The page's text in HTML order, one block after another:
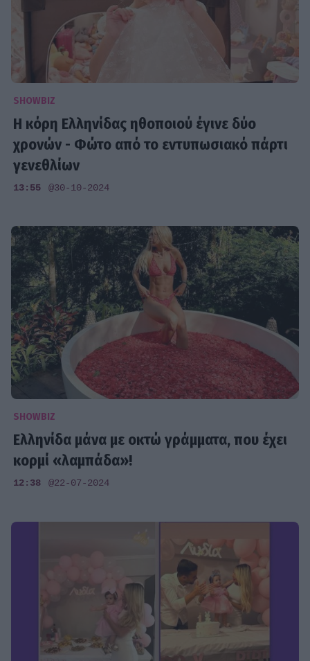
SHOWBIZ
Η κόρη Ελληνίδας ηθοποιού έγινε δύο
χρονών - Φώτο από το εντυπωσιακό πάρτι
γενεθλίων
13:55 @30-10-2024
SHOWBIZ
Ελληνίδα μάνα με οκτώ γράμματα, που έχει
κορμί «λαμπάδα»!
12:38 @22-07-2024